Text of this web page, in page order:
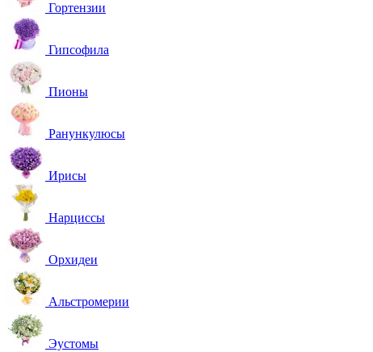
Гортензии
Гипсофила
Пионы
Ранункулюсы
Ирисы
Нарциссы
Орхидеи
Альстромерии
Эустомы